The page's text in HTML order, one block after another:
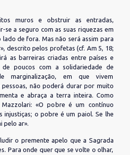
muros e obstruir as entradas,
se a seguro com as suas riquezas em
de fora. Mas não será assim para
descrito pelos profetas (cf. Am 5, 18;
as barreiras criadas entre países e
poucos com a solidariedade de
marginalização, em que vivem
pessoas, não poderá durar por muito
e abraça a terra inteira. Como
«O pobre é um contínuo
injustiças; o pobre é um paiol. Se lhe
pelo ar».
o premente apelo que a Sagrada
Para onde quer que se volte o olhar,